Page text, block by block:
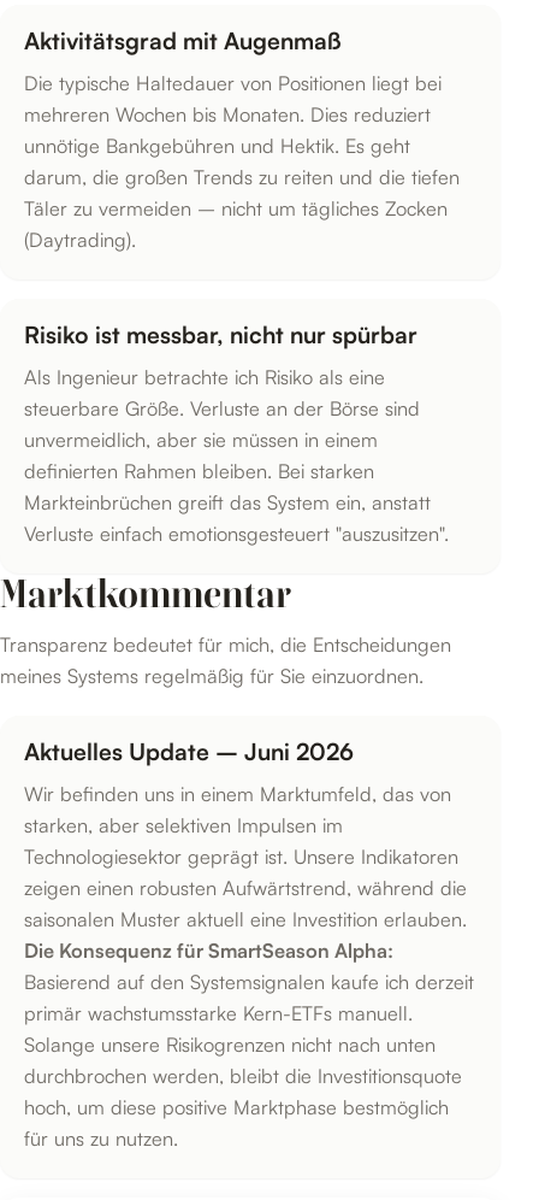
Aktivitätsgrad mit Augenmaß
Die typische Haltedauer von Positionen liegt bei
mehreren Wochen bis Monaten. Dies reduziert
unnötige Bankgebühren und Hektik. Es geht
darum, die großen Trends zu reiten und die tiefen
Täler zu vermeiden – nicht um tägliches Zocken
(Daytrading).
Risiko ist messbar, nicht nur spürbar
Als Ingenieur betrachte ich Risiko als eine
steuerbare Größe. Verluste an der Börse sind
unvermeidlich, aber sie müssen in einem
definierten Rahmen bleiben. Bei starken
Markteinbrüchen greift das System ein, anstatt
Verluste einfach emotionsgesteuert "auszusitzen".
Marktkommentar
Transparenz bedeutet für mich, die Entscheidungen
meines Systems regelmäßig für Sie einzuordnen.
Aktuelles Update – Juni 2026
Wir befinden uns in einem Marktumfeld, das von
starken, aber selektiven Impulsen im
Technologiesektor geprägt ist. Unsere Indikatoren
zeigen einen robusten Aufwärtstrend, während die
saisonalen Muster aktuell eine Investition erlauben.
Die Konsequenz für SmartSeason Alpha:
Basierend auf den Systemsignalen kaufe ich derzeit
primär wachstumsstarke Kern-ETFs manuell.
Solange unsere Risikogrenzen nicht nach unten
durchbrochen werden, bleibt die Investitionsquote
hoch, um diese positive Marktphase bestmöglich
für uns zu nutzen.